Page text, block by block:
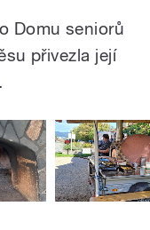
Domu seniorů
přivezla její